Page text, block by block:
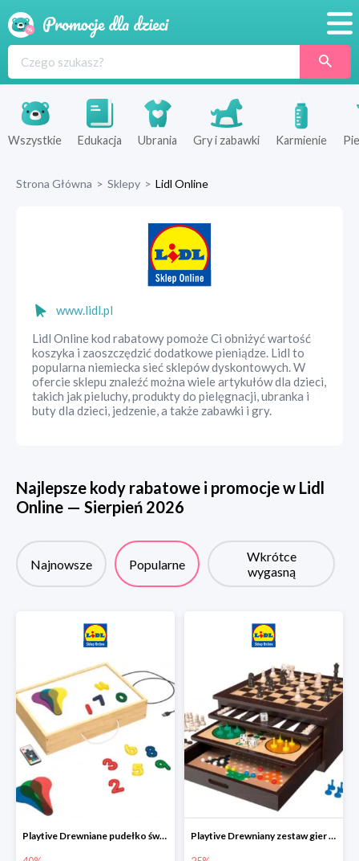
Produkty
Sklepy
Wszystkie Edukacja Ubrania Gry i zabawki Karmienie
Strona Główna > Sklepy > Lidl Online
www.lidl.pl
Lidl Online kod rabatowy pomoże Ci obniżyć wartość
koszyka i zaoszczędzić dodatkowe pieniądze. Lidl to
popularna niemiecka sieć sklepów dyskontowych. W
ofercie sklepu znaleźć można wiele artykułów dla dzieci,
takich jak pieluchy, produkty do pielęgnacji, ubranka i
buty dla dzieci, jedzenie, a także zabawki i gry.
Najlepsze kody rabatowe i promocje w Lidl
Online — Sierpień 2026
Najnowsze Popularne
Wkrótce
wygasną
Playtive Drewniane pudełko świetlne MONTESSORI Playtive Drewniany zestaw gier 10 w 1